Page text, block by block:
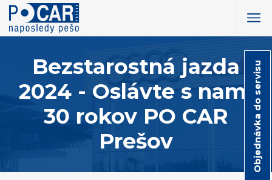
Bezstarostná jazda
2024 - Oslávte s nami
30 rokov PO CAR
Prešov
Objednávka do servisu